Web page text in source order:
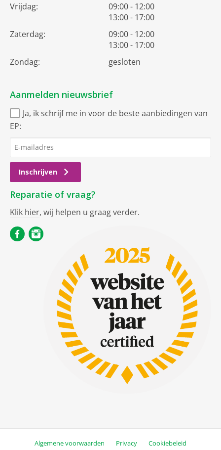
Vrijdag:
09:00 - 12:00
13:00 - 17:00
Zaterdag:
09:00 - 12:00
13:00 - 17:00
Zondag:
gesloten
Aanmelden nieuwsbrief
Ja, ik schrijf me in voor de beste aanbiedingen van
EP:
Inschrijven
Reparatie of vraag?
Klik hier, wij helpen u graag verder.
Algemene voorwaarden Privacy Cookiebeleid